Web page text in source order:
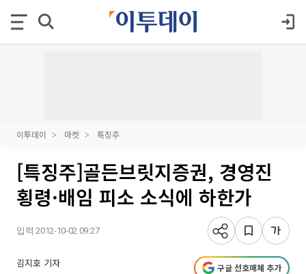
이투데이 마켓 특징주
[특징주]골든브릿지증권, 경영진
횡령·배임 피소 소식에 하한가
입력 2012-10-02 09:27
김지호 기자 구글 선호매체 추가